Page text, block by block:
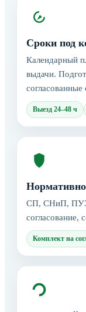
Сроки под
Календарный
выдачи.
согласованные
Выезд 24–48 ч
СП, СНиП,
согласование,
Комплект на